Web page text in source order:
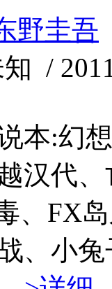
野圭吾
/
本:幻
汉代
、FX
、小